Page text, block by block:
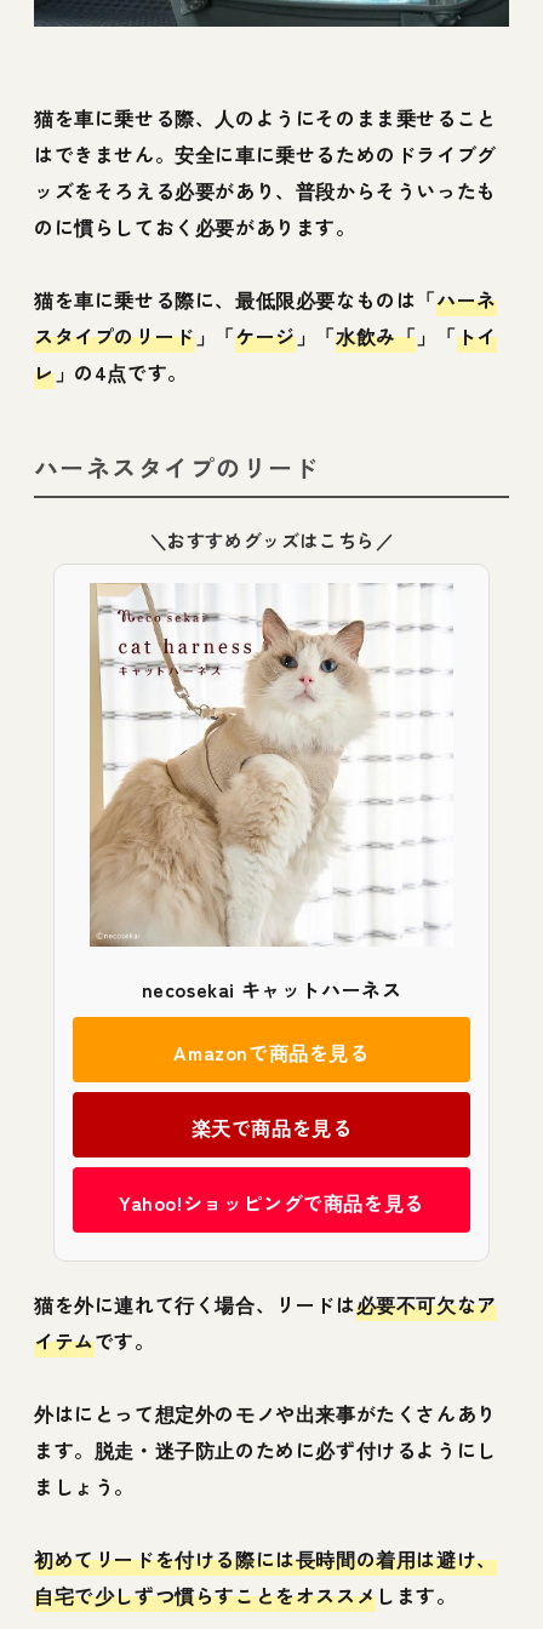
猫を車に乗せる際、人のようにそのまま乗せること
はできません。安全に車に乗せるためのドライブグ
ッズをそろえる必要があり、普段からそういったも
のに慣らしておく必要があります。
猫を車に乗せる際に、最低限必要なものは「ハーネ
スタイプのリード」「ケージ」「水飲み「 」「トイ
レ」の4点です。
ハーネスタイプのリード
＼おすすめグッズはこちら／
necosekai キャットハーネス
Amazonで商品を見る
楽天で商品を見る
Yahoo!ショッピングで商品を見る
猫を外に連れて行く場合、リードは必要不可欠なア
イテムです。
外はにとって想定外のモノや出来事がたくさんあり
ます。脱走・迷子防止のために必ず付けるようにし
ましょう。
初めてリードを付ける際には長時間の着用は避け、
自宅で少しずつ慣らすことをオススメします。